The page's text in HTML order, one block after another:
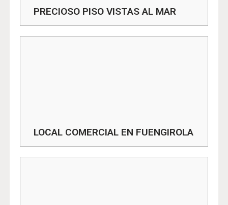
PRECIOSO PISO VISTAS AL MAR
LOCAL COMERCIAL EN FUENGIROLA